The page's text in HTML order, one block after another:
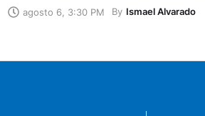
agosto 6, 3:30 PM By Ismael Alvarado